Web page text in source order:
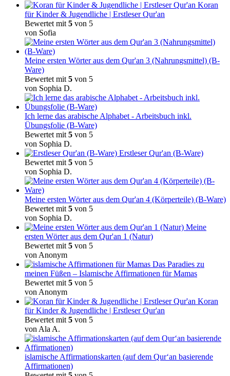
Koran
für Kinder & Jugendliche | Erstleser Qur'an
Bewertet mit 5 von 5
von Sofia
Meine ersten Wörter aus dem Qur'an 3 (Nahrungsmittel) (B-
Ware)
Bewertet mit 5 von 5
von Sophia D.
Ich lerne das arabische Alphabet - Arbeitsbuch inkl.
Übungsfolie (B-Ware)
Bewertet mit 5 von 5
von Sophia D.
Erstleser Qur'an (B-Ware)
Bewertet mit 5 von 5
von Sophia D.
Meine ersten Wörter aus dem Qur'an 4 (Körperteile) (B-Ware)
Bewertet mit 5 von 5
von Sophia D.
Meine
ersten Wörter aus dem Qur'an 1 (Natur)
Bewertet mit 5 von 5
von Anonym
Das Paradies zu
meinen Füßen – Islamische Affirmationen für Mamas
Bewertet mit 5 von 5
von Anonym
Koran
für Kinder & Jugendliche | Erstleser Qur'an
Bewertet mit 5 von 5
von Ala A.
islamische Affirmationskarten (auf dem Qur‘an basierende
Affirmationen)